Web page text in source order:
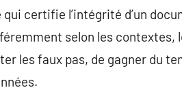
certifie l’intégrité d’un
selon les contextes,
les faux pas, de gagner du